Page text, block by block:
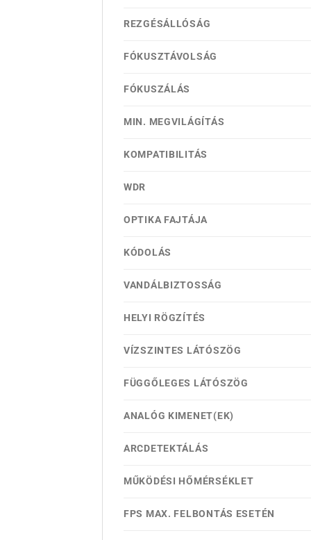
REZGÉSÁLLÓSÁG
FÓKUSZTÁVOLSÁG
FÓKUSZÁLÁS
MIN. MEGVILÁGÍTÁS
KOMPATIBILITÁS
WDR
OPTIKA FAJTÁJA
KÓDOLÁS
VANDÁLBIZTOSSÁG
HELYI RÖGZÍTÉS
VÍZSZINTES LÁTÓSZÖG
FÜGGŐLEGES LÁTÓSZÖG
ANALÓG KIMENET(EK)
ARCDETEKTÁLÁS
MŰKÖDÉSI HŐMÉRSÉKLET
FPS MAX. FELBONTÁS ESETÉN